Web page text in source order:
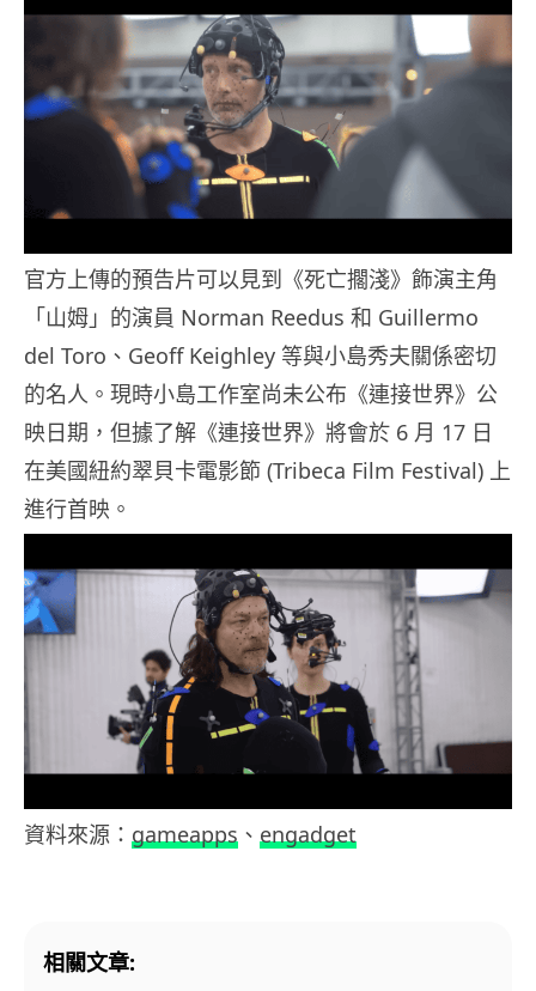
官方上傳的預告片可以見到《死亡擱淺》飾演主角
「山姆」的演員 Norman Reedus 和 Guillermo
del Toro、Geoff Keighley 等與小島秀夫關係密切
的名人。現時小島工作室尚未公布《連接世界》公
映日期，但據了解《連接世界》將會於 6 月 17 日
在美國紐約翠貝卡電影節 (Tribeca Film Festival) 上
進行首映。
資料來源： gameapps 、 engadget
相關文章: